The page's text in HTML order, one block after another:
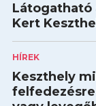
Látogatható
Kert
HÍREK
Keszthely